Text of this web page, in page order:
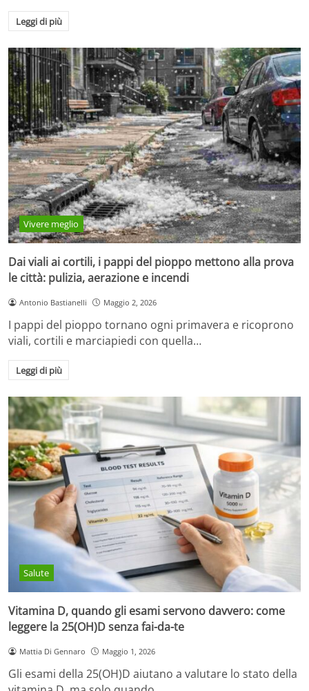
Leggi di più
Vivere meglio
Dai viali ai cortili, i pappi del pioppo mettono alla prova
le città: pulizia, aerazione e incendi
Antonio Bastianelli Maggio 2, 2026
I pappi del pioppo tornano ogni primavera e ricoprono
viali, cortili e marciapiedi con quella…
Leggi di più
Salute
Vitamina D, quando gli esami servono davvero: come
leggere la 25(OH)D senza fai-da-te
Mattia Di Gennaro Maggio 1, 2026
Gli esami della 25(OH)D aiutano a valutare lo stato della